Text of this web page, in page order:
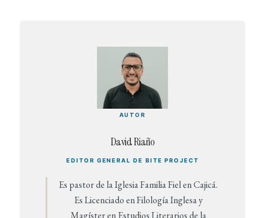
AUTOR
David Riaño
EDITOR GENERAL DE BITE PROJECT
Es pastor de la Iglesia Familia Fiel en Cajicá.
Es Licenciado en Filología Inglesa y